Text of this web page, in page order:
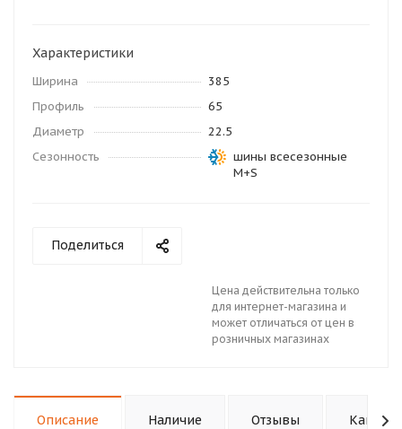
Характеристики
Ширина
385
Профиль
65
Диаметр
22.5
Сезонность
шины всесезонные
M+S
Поделиться
Цена действительна только
для интернет-магазина и
может отличаться от цен в
розничных магазинах
Описание Наличие Отзывы Как